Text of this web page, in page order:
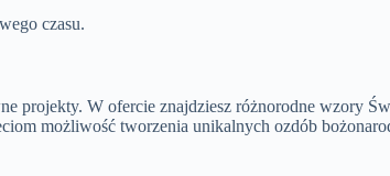
czasu.
projekty. W ofercie znajdziesz różnorodne wzory
możliwość tworzenia unikalnych ozdób